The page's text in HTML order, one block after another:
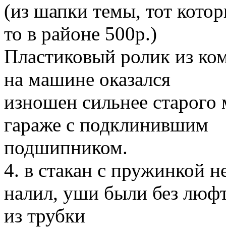
(из шапки темы, тот
то в районе 500р.)
Пластиковый ролик из
на машине оказался
изношен сильнее
гараже с подклинившим
подшипником.
4. в стакан с пружинкой
налил, уши были без
из трубки